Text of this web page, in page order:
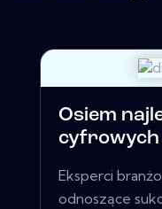
Osiem
cyfrowych
Eksperci
odnoszące